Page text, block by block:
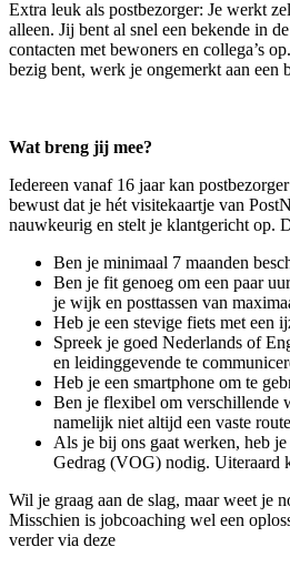
Extra leuk als postbezorger: Je werkt
alleen. Jij bent al snel een bekende in
contacten met bewoners en collega’s
bezig bent, werk je ongemerkt aan een
Wat breng jij mee?
Iedereen vanaf 16 jaar kan
bewust dat je hét visitekaartje van
nauwkeurig en stelt je klantgericht op.
Ben je minimaal 7 maanden
Ben je fit genoeg om een paar
je wijk en posttassen van
Heb je een stevige fiets met een
Spreek je goed Nederlands of
en leidinggevende te
Heb je een smartphone om te
Ben je flexibel om verschillende
namelijk niet altijd een vaste
Als je bij ons gaat werken, heb
Gedrag (VOG) nodig. Uiteraard
Wil je graag aan de slag, maar weet je
Misschien is jobcoaching wel een
verder via deze